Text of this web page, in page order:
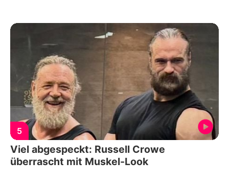
5
Viel abgespeckt: Russell Crowe
überrascht mit Muskel-Look